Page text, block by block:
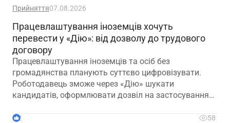
Прийняття07.08.2026
Працевлаштування іноземців хочуть
перевести у «Дію»: від дозволу до трудового
договору
Працевлаштування іноземців та осіб без
громадянства планують суттєво цифровізувати.
Роботодавець зможе через «Дію» шукати
кандидатів, оформлювати дозвіл на застосування
прийняття на роботу
2
58